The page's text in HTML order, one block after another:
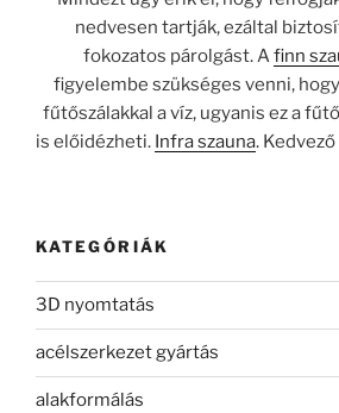
nedvesen tartják, ezáltal
fokozatos párolgást. Afinn
figyelembe szükséges venni,
fűtőszálakkal a víz, ugyanis ez a
is előidézheti. Infra szauna. Kedvező
KATEGÓRIÁK
3D nyomtatás
acélszerkezet gyártás
alakformálás